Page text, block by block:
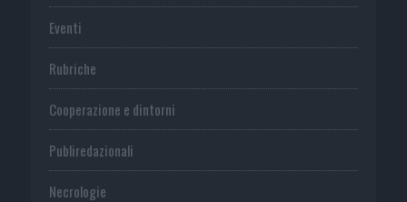
Eventi
Rubriche
Cooperazione e dintorni
Publiredazionali
Necrologie